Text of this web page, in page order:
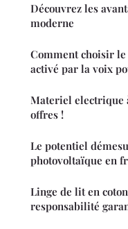
Découvrez les
moderne
Comment choisir
activé par la voix
Materiel electrique
offres !
Le potentiel
photovoltaïque en
Linge de lit en
responsabilité